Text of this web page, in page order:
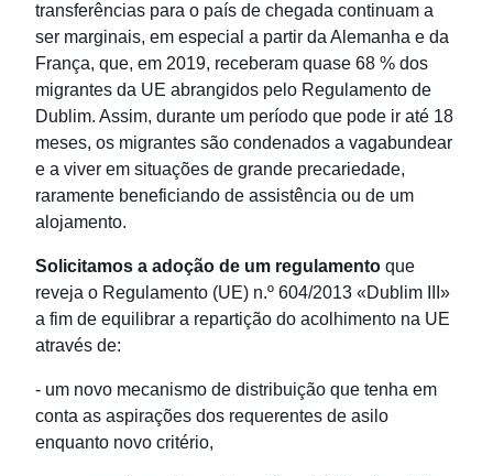
transferências para o país de chegada continuam a
ser marginais, em especial a partir da Alemanha e da
França, que, em 2019, receberam quase 68 % dos
migrantes da UE abrangidos pelo Regulamento de
Dublim. Assim, durante um período que pode ir até 18
meses, os migrantes são condenados a vagabundear
e a viver em situações de grande precariedade,
raramente beneficiando de assistência ou de um
alojamento.
Solicitamos a adoção de um regulamento que
reveja o Regulamento (UE) n.º 604/2013 «Dublim III»
a fim de equilibrar a repartição do acolhimento na UE
através de:
- um novo mecanismo de distribuição que tenha em
conta as aspirações dos requerentes de asilo
enquanto novo critério,